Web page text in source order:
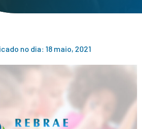
no dia: 18 maio, 2021